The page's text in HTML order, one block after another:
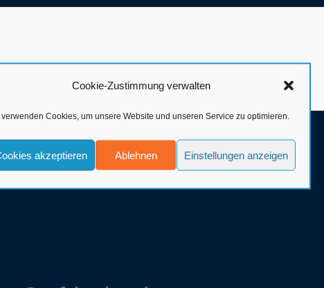
Cookie-Zustimmung verwalten
verwenden Cookies, um unsere Website und unseren Service zu optimieren.
akzeptieren Ablehnen Einstellungen anzeigen